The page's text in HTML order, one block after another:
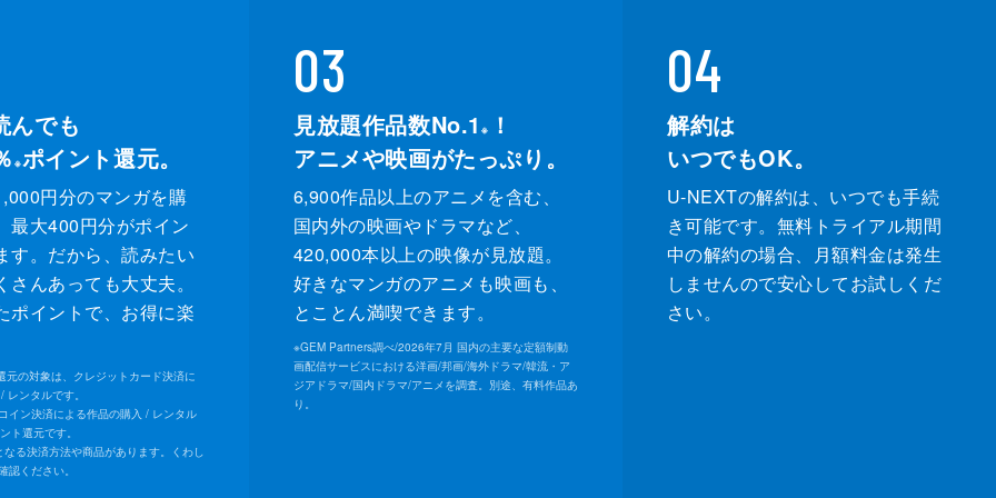
んでも
※ポイント還元。
円分のマンガを購
最大400円分がポイン
す。だから、読みたい
さんあっても大丈夫。
ポイントで、お得に楽
元の対象は、クレジットカード決済に
ンタルです。
イン決済による作品の購入 / レンタル
ト還元です。
なる決済方法や商品があります。くわし
認ください。
03
見放題作品数No.1 ※
！
アニメや映画がたっぷり。
6,900作品以上のアニメを含む、
国内外の映画やドラマなど、
420,000本以上の映像が見放題。
好きなマンガのアニメも映画も、
とことん満喫できます。
※GEM Partners調べ/2026年7⽉ 国内の主要な定額制動
画配信サービスにおける洋画/邦画/海外ドラマ/韓流・ア
ジアドラマ/国内ドラマ/アニメを調査。別途、有料作品あ
り。
04
解約は
いつでもOK。
U-NEXTの解約は、いつでも手続
き可能です。無料トライアル期間
中の解約の場合、月額料金は発生
しませんので安心してお試しくだ
さい。